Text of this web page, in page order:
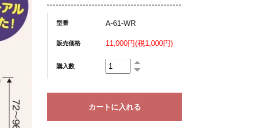
型番 A-61-WR
販売価格 11,000円(税1,000円)
購入数